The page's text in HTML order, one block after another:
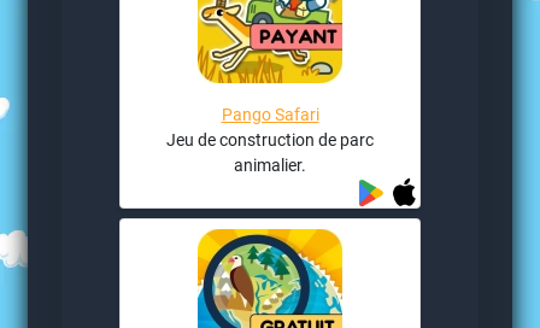
Pango Safari
Jeu de construction de parc
animalier.